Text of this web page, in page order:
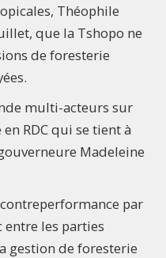
Théophile
que la Tshopo ne
de foresterie
multi-acteurs sur
RDC qui se tient à
Madeleine
par
les parties
gestion de foresterie